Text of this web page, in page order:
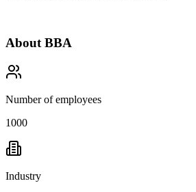
About BBA
Number of employees
1000
Industry